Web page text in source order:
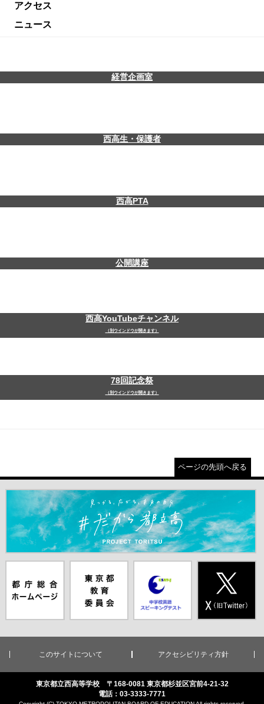
アクセス
ニュース
経営企画室
西高生・保護者
西高PTA
公開講座
西高YouTubeチャンネル
（別ウインドウが開きます）
78回記念祭
（別ウインドウが開きます）
ページの先頭へ戻る
＃だから都立高（別ウインドウが開きます）
ムページ（別
ウインドウが
員会（別ウイ
ンドウが開き
ピーキングテ
スト（別ウイ
ンドウが開き
（別ウインド
ウが開きま
す）
このサイトについて アクセシビリティ方針
東京都立西高等学校 〒168-0081 東京都杉並区宮前4-21-32
電話：03-3333-7771